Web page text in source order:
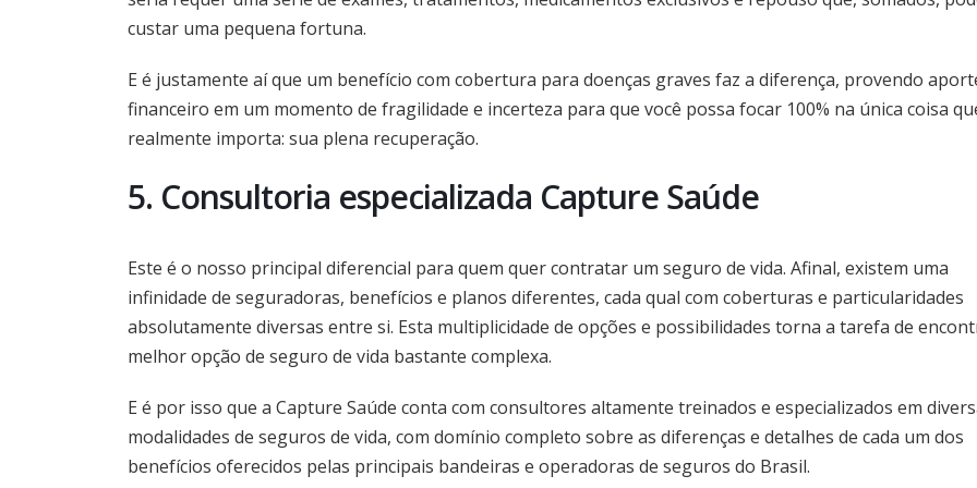
custar uma pequena fortuna.
E é justamente aí que um benefício com cobertura para doenças graves faz a diferença, provendo
financeiro em um momento de fragilidade e incerteza para que você possa focar 100% na única coisa
realmente importa: sua plena recuperação.
5. Consultoria especializada Capture Saúde
Este é o nosso principal diferencial para quem quer contratar um seguro de vida. Afinal, existem uma
infinidade de seguradoras, benefícios e planos diferentes, cada qual com coberturas e particularidades
absolutamente diversas entre si. Esta multiplicidade de opções e possibilidades torna a tarefa de
melhor opção de seguro de vida bastante complexa.
E é por isso que a Capture Saúde conta com consultores altamente treinados e especializados em
modalidades de seguros de vida, com domínio completo sobre as diferenças e detalhes de cada um dos
benefícios oferecidos pelas principais bandeiras e operadoras de seguros do Brasil.